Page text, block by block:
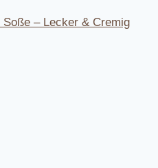
– Lecker & Cremig